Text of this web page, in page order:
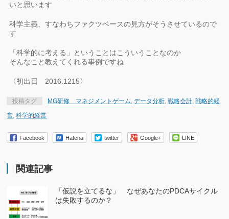
いと思います
科学主義、すなわちファクツベースの見方がそうさせているので
す
「科学的に考える」ということはこういうことなのか
そんなこと教えてくれる事例ですね
〈初出日 2016.1215〉
投稿タグ MG研修 マネジメントゲーム,データ分析,戦略会計,戦略的経
営,科学的経営
Facebook Hatena twitter Google+ LINE
関連記事
「仮説を立てるな」 なぜあなたのPDCAサイクル
は失敗するのか？